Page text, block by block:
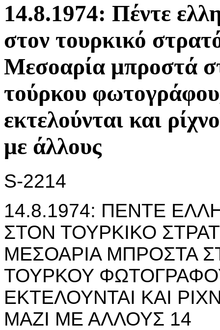
14.8.1974: Πέντε
στον τουρκικό
Μεσοαρία μπροστά
τούρκου
εκτελούνται και
με άλλους
S-2214
14.8.1974: ΠΕΝΤΕ
ΣΤΟΝ ΤΟΥΡΚΙΚΟ
ΜΕΣΟΑΡΙΑ ΜΠΡΟΣΤΑ
ΤΟΥΡΚΟΥ
ΕΚΤΕΛΟΥΝΤΑΙ ΚΑΙ
ΜΑΖΙ ΜΕ ΑΛΛΟΥΣ 14